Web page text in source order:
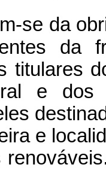
se da
da
titulares
e dos
e